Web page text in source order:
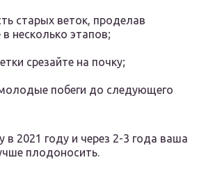
старых веток, проделав
несколько этапов;
срезайте на почку;
побеги до следующего
в 2021 году и через 2-3 года ваша
плодоносить.